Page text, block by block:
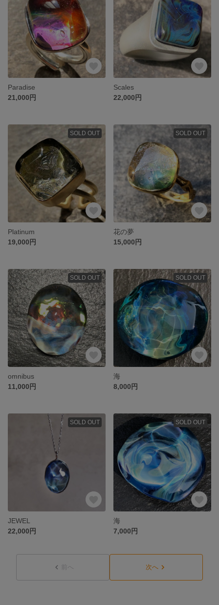
Paradise
21,000円
Scales
22,000円
SOLD OUT
Platinum
19,000円
SOLD OUT
花の夢
15,000円
SOLD OUT
omnibus
11,000円
SOLD OUT
海
8,000円
SOLD OUT
JEWEL
22,000円
SOLD OUT
海
7,000円
前へ 次へ